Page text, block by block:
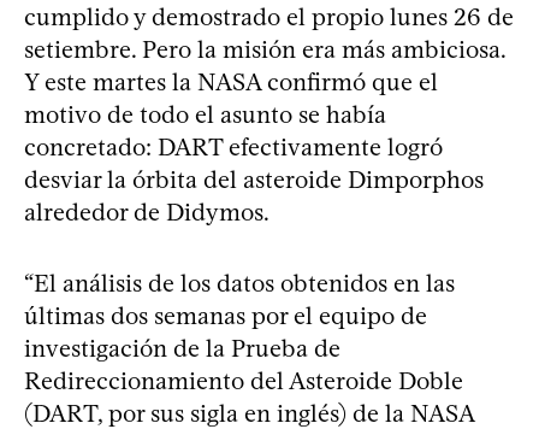
cumplido y demostrado el propio lunes 26 de
setiembre. Pero la misión era más ambiciosa.
Y este martes la NASA confirmó que el
motivo de todo el asunto se había
concretado: DART efectivamente logró
desviar la órbita del asteroide Dimporphos
alrededor de Didymos.
“El análisis de los datos obtenidos en las
últimas dos semanas por el equipo de
investigación de la Prueba de
Redireccionamiento del Asteroide Doble
(DART, por sus sigla en inglés) de la NASA